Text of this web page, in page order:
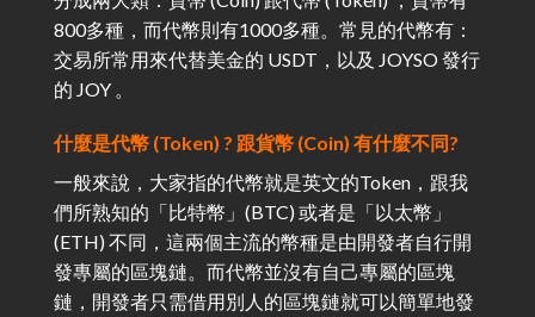
800多種，而代幣則有1000多種。常見的代幣有：
交易所常用來代替美金的 USDT，以及 JOYSO 發行
的 JOY 。
什麼是代幣 (Token) ? 跟貨幣 (Coin) 有什麼不同?
一般來說，大家指的代幣就是英文的Token，跟我
們所熟知的「比特幣」(BTC) 或者是「以太幣」
(ETH) 不同，這兩個主流的幣種是由開發者自行開
發專屬的區塊鏈。而代幣並沒有自己專屬的區塊
鏈，開發者只需借用別人的區塊鏈就可以簡單地發